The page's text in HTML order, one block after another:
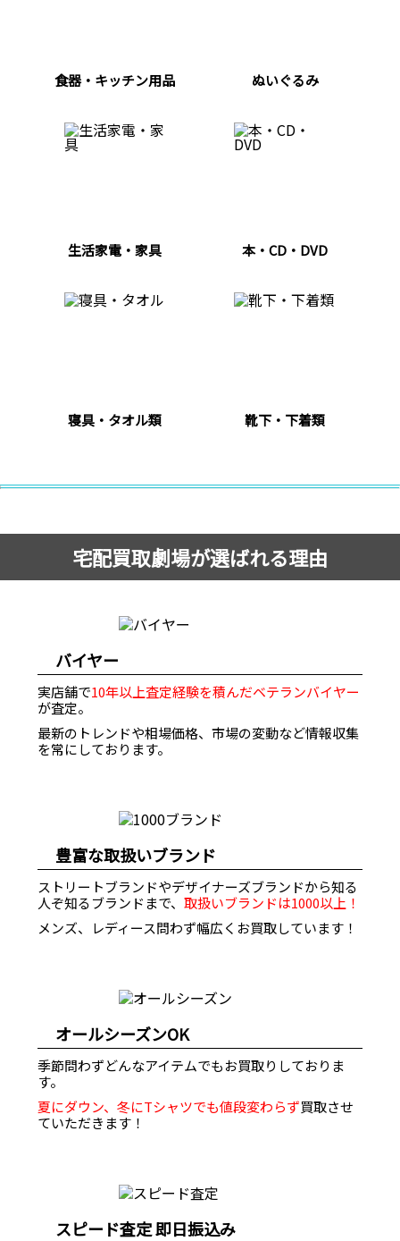
食器・キッチン用品 ぬいぐるみ
生活家電・家具 本・CD・DVD
寝具・タオル類 靴下・下着類
宅配買取劇場が選ばれる理由
バイヤー
実店舗で10年以上査定経験を積んだベテランバイヤー
が査定。
最新のトレンドや相場価格、市場の変動など情報収集
を常にしております。
豊富な取扱いブランド
ストリートブランドやデザイナーズブランドから知る
人ぞ知るブランドまで、取扱いブランドは1000以上！
メンズ、レディース問わず幅広くお買取しています！
オールシーズンOK
季節問わずどんなアイテムでもお買取りしておりま
す。
夏にダウン、冬にTシャツでも値段変わらず買取させ
ていただきます！
スピード査定 即日振込み